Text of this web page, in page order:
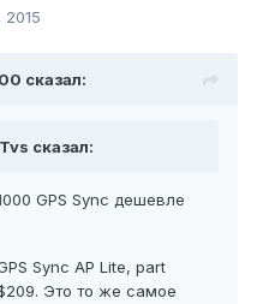
2015
сказал:
сказал:
GPS Sync дешевле
Sync AP Lite, part
Это то же самое